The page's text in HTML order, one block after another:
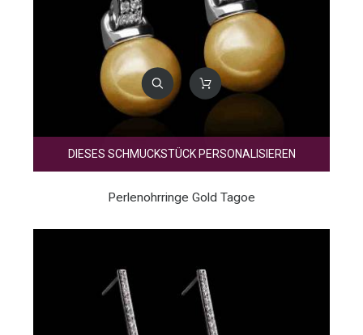
DIESES SCHMUCKSTÜCK PERSONALISIEREN
Perlenohrringe Gold Tagoe